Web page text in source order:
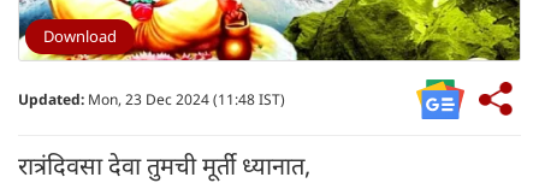
Download
Updated: Mon, 23 Dec 2024 (11:48 IST)
रात्रंदिवसा देवा तुमची मूर्ती ध्यानात,